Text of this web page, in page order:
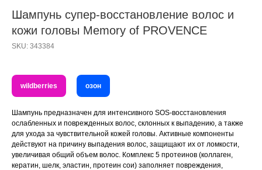
Шампунь супер-восстановление волос и
кожи головы Memory of PROVENCE
SKU: 343384
wildberries озон
Шампунь предназначен для интенсивного SOS-восстановления
ослабленных и поврежденных волос, склонных к выпадению, а также
для ухода за чувствительной кожей головы. Активные компоненты
действуют на причину выпадения волос, защищают их от ломкости,
увеличивая общий объем волос. Комплекс 5 протеинов (коллаген,
кератин, шелк, эластин, протеин сои) заполняет повреждения,